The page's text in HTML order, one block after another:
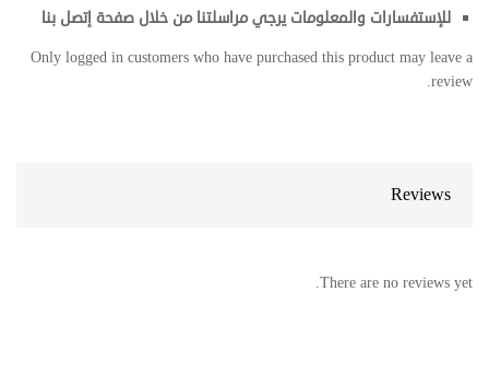
للإستفسارات والمعلومات يرجي مراسلتنا من خلال صفحة إتصل بنا
Only logged in customers who have purchased this product may leave a
review.
Reviews
There are no reviews yet.